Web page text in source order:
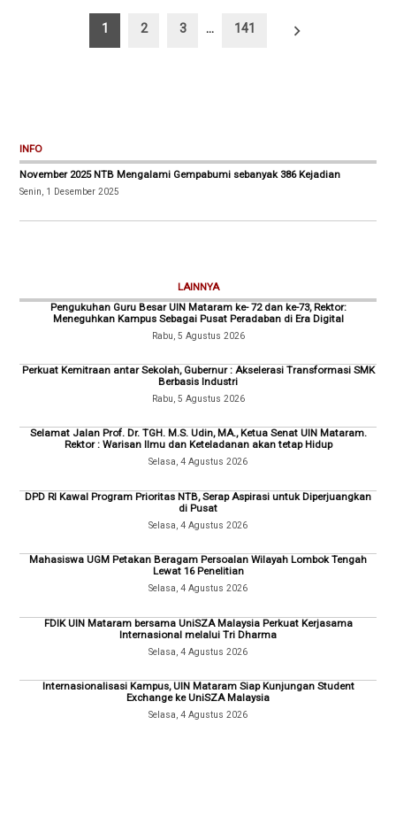
Paginasi1 2 3 … 141
INFO
November 2025 NTB Mengalami Gempabumi sebanyak 386 Kejadian
Senin, 1 Desember 2025
LAINNYA
Pengukuhan Guru Besar UIN Mataram ke- 72 dan ke-73, Rektor:
Meneguhkan Kampus Sebagai Pusat Peradaban di Era Digital
Rabu, 5 Agustus 2026
Perkuat Kemitraan antar Sekolah, Gubernur : Akselerasi Transformasi SMK
Berbasis Industri
Rabu, 5 Agustus 2026
Selamat Jalan Prof. Dr. TGH. M.S. Udin, MA., Ketua Senat UIN Mataram.
Rektor : Warisan Ilmu dan Keteladanan akan tetap Hidup
Selasa, 4 Agustus 2026
DPD RI Kawal Program Prioritas NTB, Serap Aspirasi untuk Diperjuangkan
di Pusat
Selasa, 4 Agustus 2026
Mahasiswa UGM Petakan Beragam Persoalan Wilayah Lombok Tengah
Lewat 16 Penelitian
Selasa, 4 Agustus 2026
FDIK UIN Mataram bersama UniSZA Malaysia Perkuat Kerjasama
Internasional melalui Tri Dharma
Selasa, 4 Agustus 2026
Internasionalisasi Kampus, UIN Mataram Siap Kunjungan Student
Exchange ke UniSZA Malaysia
Selasa, 4 Agustus 2026